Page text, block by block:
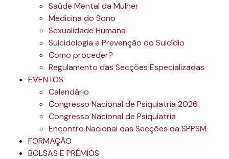
Saúde Mental da Mulher
Medicina do Sono
Sexualidade Humana
Suicidologia e Prevenção do Suicídio
Como proceder?
Regulamento das Secções Especializadas
EVENTOS
Calendário
Congresso Nacional de Psiquiatria 2026
Congresso Nacional de Psiquiatria
Encontro Nacional das Secções da SPPSM
FORMAÇÃO
BOLSAS E PRÉMIOS